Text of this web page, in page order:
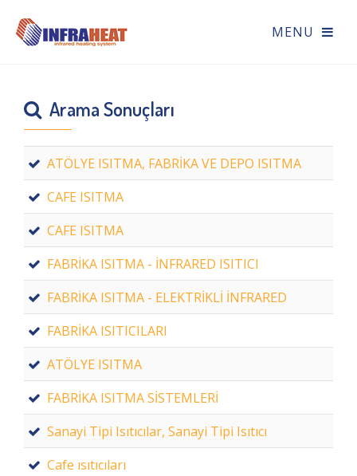
Arama Sonuçları
ATÖLYE ISITMA, FABRİKA VE DEPO ISITMA
CAFE ISITMA
CAFE ISITMA
FABRİKA ISITMA - İNFRARED ISITICI
FABRİKA ISITMA - ELEKTRİKLİ İNFRARED
FABRİKA ISITICILARI
ATÖLYE ISITMA
FABRİKA ISITMA SİSTEMLERİ
Sanayi Tipi Isıtıcılar, Sanayi Tipi Isıtıcı
Cafe ısıtıcıları